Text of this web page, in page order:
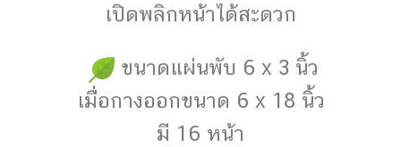
เปิดพลิกหน้าได้สะดวก
ขนาดแผ่นพับ 6 x 3 นิ้ว
เมื่อกางออกขนาด 6 x 18 นิ้ว
มี 16 หน้า